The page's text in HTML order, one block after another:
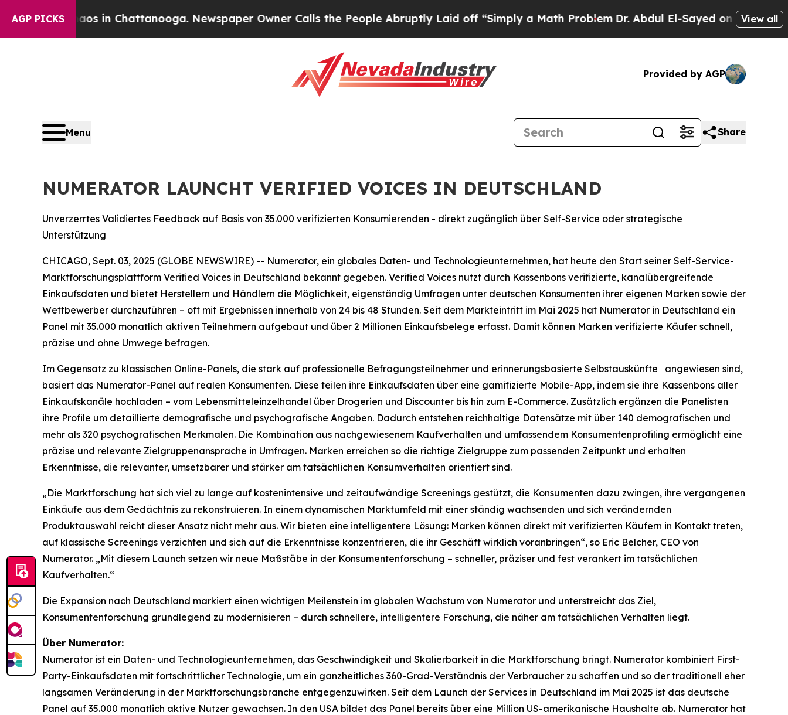
AGP PICKS
Chaos in Chattanooga. Newspaper Owner Calls the People Abruptly Laid off “Simply a Math ProblemDr. Abdul El-Sayed on HistoricView all
Provided by AGP
Menu Share
NUMERATOR LAUNCHT VERIFIED VOICES IN DEUTSCHLAND
Unverzerrtes Validiertes Feedback auf Basis von 35.000 verifizierten Konsumierenden - direkt zugänglich über Self-Service oder strategische
Unterstützung
CHICAGO, Sept. 03, 2025 (GLOBE NEWSWIRE) -- Numerator, ein globales Daten- und Technologieunternehmen, hat heute den Start seiner Self-Service-
Marktforschungsplattform Verified Voices in Deutschland bekannt gegeben. Verified Voices nutzt durch Kassenbons verifizierte, kanalübergreifende
Einkaufsdaten und bietet Herstellern und Händlern die Möglichkeit, eigenständig Umfragen unter deutschen Konsumenten ihrer eigenen Marken sowie der
Wettbewerber durchzuführen – oft mit Ergebnissen innerhalb von 24 bis 48 Stunden. Seit dem Markteintritt im Mai 2025 hat Numerator in Deutschland ein
Panel mit 35.000 monatlich aktiven Teilnehmern aufgebaut und über 2 Millionen Einkaufsbelege erfasst. Damit können Marken verifizierte Käufer schnell,
präzise und ohne Umwege befragen.
Im Gegensatz zu klassischen Online-Panels, die stark auf professionelle Befragungsteilnehmer und erinnerungsbasierte Selbstauskünfte angewiesen sind,
basiert das Numerator-Panel auf realen Konsumenten. Diese teilen ihre Einkaufsdaten über eine gamifizierte Mobile-App, indem sie ihre Kassenbons aller
Einkaufskanäle hochladen – vom Lebensmitteleinzelhandel über Drogerien und Discounter bis hin zum E-Commerce. Zusätzlich ergänzen die Panelisten
ihre Profile um detaillierte demografische und psychografische Angaben. Dadurch entstehen reichhaltige Datensätze mit über 140 demografischen und
mehr als 320 psychografischen Merkmalen. Die Kombination aus nachgewiesenem Kaufverhalten und umfassendem Konsumentenprofiling ermöglicht eine
präzise und relevante Zielgruppenansprache in Umfragen. Marken erreichen so die richtige Zielgruppe zum passenden Zeitpunkt und erhalten
Erkenntnisse, die relevanter, umsetzbarer und stärker am tatsächlichen Konsumverhalten orientiert sind.
„Die Marktforschung hat sich viel zu lange auf kostenintensive und zeitaufwändige Screenings gestützt, die Konsumenten dazu zwingen, ihre vergangenen
Einkäufe aus dem Gedächtnis zu rekonstruieren. In einem dynamischen Marktumfeld mit einer ständig wachsenden und sich verändernden
Produktauswahl reicht dieser Ansatz nicht mehr aus. Wir bieten eine intelligentere Lösung: Marken können direkt mit verifizierten Käufern in Kontakt treten,
auf klassische Screenings verzichten und sich auf die Erkenntnisse konzentrieren, die ihr Geschäft wirklich voranbringen“, so Eric Belcher, CEO von
Numerator. „Mit diesem Launch setzen wir neue Maßstäbe in der Konsumentenforschung – schneller, präziser und fest verankert im tatsächlichen
Kaufverhalten.“
Die Expansion nach Deutschland markiert einen wichtigen Meilenstein im globalen Wachstum von Numerator und unterstreicht das Ziel,
Konsumentenforschung grundlegend zu modernisieren – durch schnellere, intelligentere Forschung, die näher am tatsächlichen Verhalten liegt.
Über Numerator:
Numerator ist ein Daten- und Technologieunternehmen, das Geschwindigkeit und Skalierbarkeit in die Marktforschung bringt. Numerator kombiniert First-
Party-Einkaufsdaten mit fortschrittlicher Technologie, um ein ganzheitliches 360-Grad-Verständnis der Verbraucher zu schaffen und so der traditionell eher
langsamen Veränderung in der Marktforschungsbranche entgegenzuwirken. Seit dem Launch der Services in Deutschland im Mai 2025 ist das deutsche
Panel auf 35.000 monatlich aktive Nutzer gewachsen. In den USA bildet das Panel bereits über eine Million US-amerikanische Haushalte ab. Numerator hat